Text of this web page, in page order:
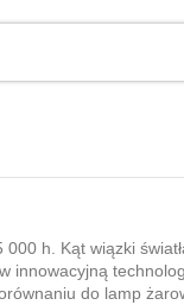
h. Kąt wiązki
do lamp